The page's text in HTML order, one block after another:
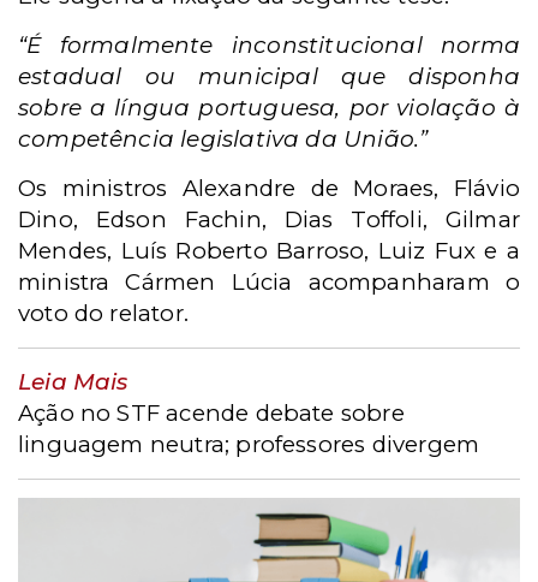
“É formalmente inconstitucional norma
estadual ou municipal que disponha
sobre a língua portuguesa, por violação à
competência legislativa da União.”
Os ministros Alexandre de Moraes, Flávio
Dino, Edson Fachin, Dias Toffoli, Gilmar
Mendes, Luís Roberto Barroso, Luiz Fux e a
ministra Cármen Lúcia acompanharam o
voto do relator.
Leia Mais
Ação no STF acende debate sobre
linguagem neutra; professores divergem